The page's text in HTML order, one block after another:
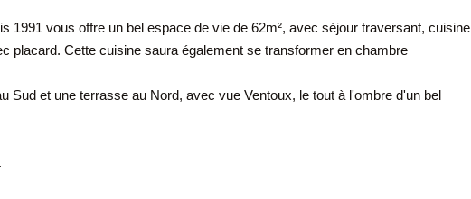
1991 vous offre un bel espace de vie de 62m², avec séjour traversant, cuisine
placard. Cette cuisine saura également se transformer en chambre
Sud et une terrasse au Nord, avec vue Ventoux, le tout à l'ombre d'un bel